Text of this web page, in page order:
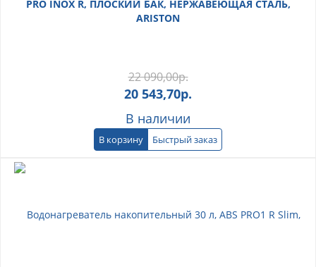
PRO INOX R, ПЛОСКИЙ БАК, НЕРЖАВЕЮЩАЯ СТАЛЬ,
ARISTON
22 090,00р.
20 543,70р.
В наличии
В корзину Быстрый заказ